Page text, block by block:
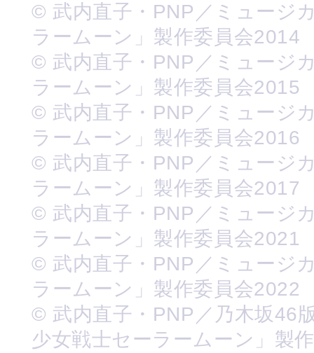
© 武内直子・PNP／ミュージ
ラームーン」製作委員会2014
© 武内直子・PNP／ミュージ
ラームーン」製作委員会2015
© 武内直子・PNP／ミュージ
ラームーン」製作委員会2016
© 武内直子・PNP／ミュージ
ラームーン」製作委員会2017
© 武内直子・PNP／ミュージ
ラームーン」製作委員会2021
© 武内直子・PNP／ミュージ
ラームーン」製作委員会2022
© 武内直子・PNP／乃木坂46
少女戦士セーラームーン」製